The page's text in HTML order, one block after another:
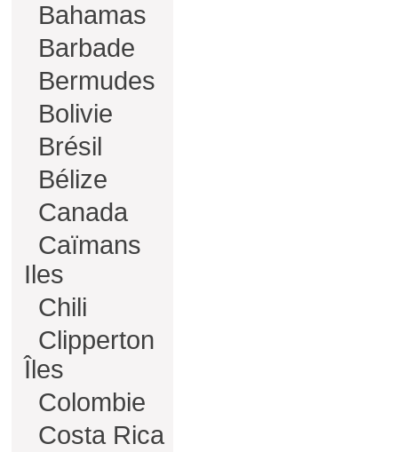
Bahamas
Barbade
Bermudes
Bolivie
Brésil
Bélize
Canada
Caïmans
Iles
Chili
Clipperton
Îles
Colombie
Costa Rica